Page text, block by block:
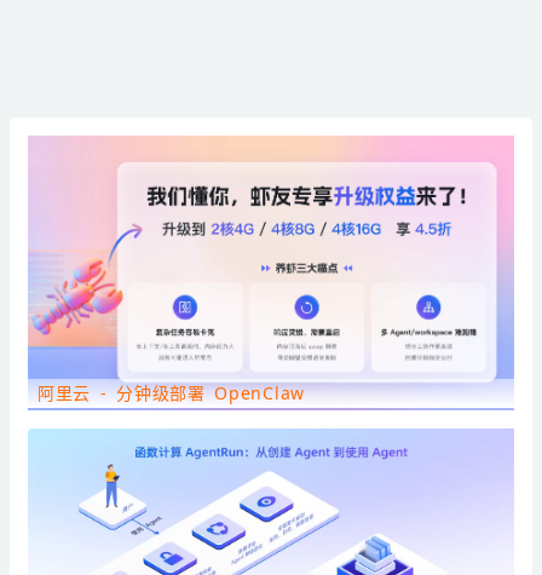
阿里云 - 分钟级部署 OpenClaw